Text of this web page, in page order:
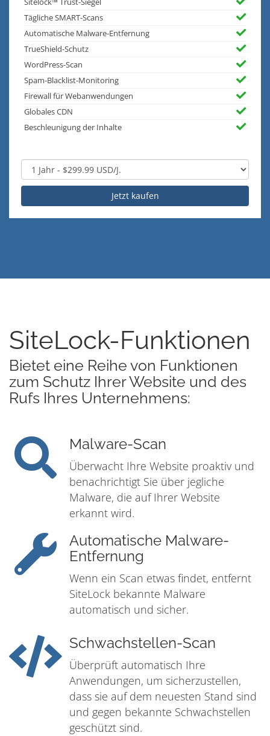
Sitelock™ Trust-Siegel
Tägliche SMART-Scans
Automatische Malware-Entfernung
TrueShield-Schutz
WordPress-Scan
Spam-Blacklist-Monitoring
Firewall für Webanwendungen
Globales CDN
Beschleunigung der Inhalte
Jetzt kaufen
SiteLock-Funktionen
Bietet eine Reihe von Funktionen
zum Schutz Ihrer Website und des
Rufs Ihres Unternehmens:
Malware-Scan
Überwacht Ihre Website proaktiv und
benachrichtigt Sie über jegliche
Malware, die auf Ihrer Website
erkannt wird.
Automatische Malware-
Entfernung
Wenn ein Scan etwas findet, entfernt
SiteLock bekannte Malware
automatisch und sicher.
Schwachstellen-Scan
Überprüft automatisch Ihre
Anwendungen, um sicherzustellen,
dass sie auf dem neuesten Stand sind
und gegen bekannte Schwachstellen
geschützt sind.